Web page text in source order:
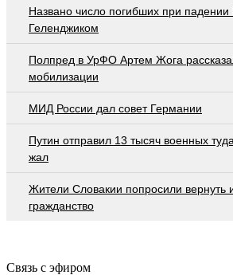
Названо число погибших при
Геленджиком
Полпред в УрФО Артем Жога
мобилизации
МИД России дал совет Германии
Путин отправил 13 тысяч военных
жал
Жители Словакии попросили вернуть
гражданство
Связь с эфиром